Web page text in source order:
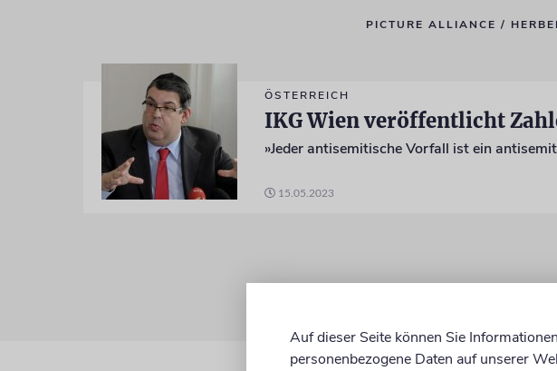
PICTURE ALLIANCE /
ÖSTERREICH
IKG Wien veröffentlicht
»Jeder antisemitische Vorfall ist ein
15.05.2023
Auf dieser Seite können Sie
personenbezogene Daten auf unserer